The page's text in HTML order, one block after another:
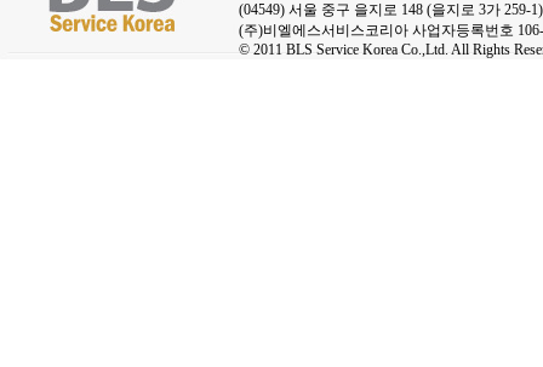
(04549) 서울 중구 을지로 148 (을지로 3가
(주)비엘에스서비스코리아 사업자등록번호
© 2011 BLS Service Korea Co.,Ltd. All Rights